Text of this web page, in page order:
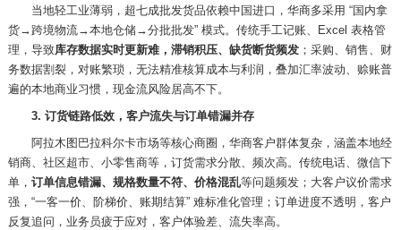
当地轻工业薄弱，超七成批发货品依赖中国进口，华商多采用 “国内拿
货→跨境物流→本地仓储→分批批发” 模式。传统手工记账、Excel 表格管
理，导致库存数据实时更新难，滞销积压、缺货断货频发；采购、销售、财
务数据割裂，对账繁琐，无法精准核算成本与利润，叠加汇率波动、赊账普
遍的本地商业习惯，现金流风险居高不下。
3. 订货链路低效，客户流失与订单错漏并存
阿拉木图巴拉科尔卡市场等核心商圈，华商客户群体复杂，涵盖本地经
销商、社区超市、小零售商等，订货需求分散、频次高。传统电话、微信下
单， 订单信息错漏、规格数量不符、价格混乱等问题频发；大客户议价需求
强， “一客一价、阶梯价、账期结算” 难标准化管理；订单进度不透明，客户
反复追问，业务员疲于应对，客户体验差、流失率高。